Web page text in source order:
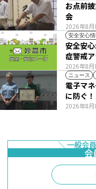
2026年8月
お点前
会
安全安心
2026年8月
安全安
症警戒
ニュース
2026年8月
電子マ
に防ぐ